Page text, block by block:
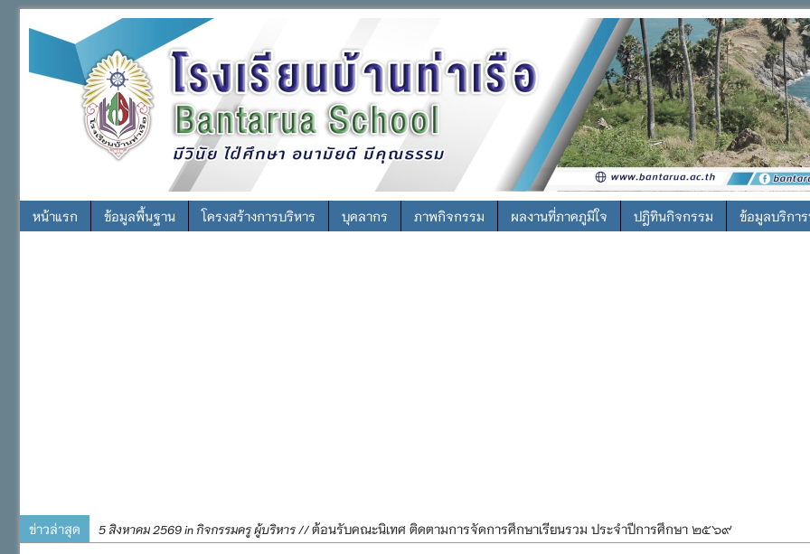
หน้าแรก ข้อมูลพื้นฐาน โครงสร้างการบริหาร บุคลากร ภาพกิจกรรม ผลงานที่ภาคภูมิใจ ปฎิทินกิจกรรม ข้อมูลบริกา
ข่าวล่าสุด 5 สิงหาคม 2569 in กิจกรรมครู ผู้บริหาร //ต้อนรับคณะนิเทศ ติดตามการจัดการศึกษาเรียนรวม ประจำปีการศึกษา ๒๕๖๙